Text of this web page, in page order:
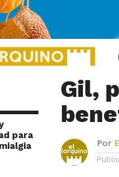
para
LORCA
El
Gil,
Por